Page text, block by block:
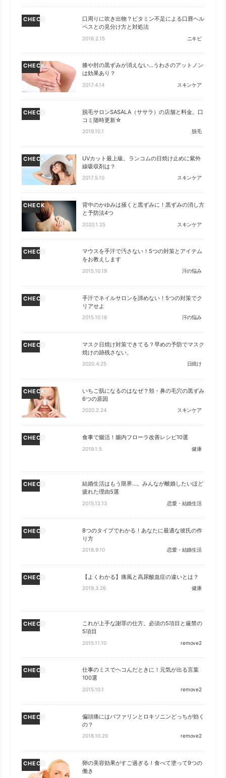
CHECK
口周りに吹き出物？ビタミン不足による口唇ヘル
ペスとの見分け方と対処法
2016.2.15 ニキビ
CHECK
膝や肘の黒ずみが消えない…うわさのアットノン
は効果あり？
2017.4.14 スキンケア
CHECK
脱毛サロンSASALA（ササラ）の店舗と料金。口
コミ随時更新☆
2019.10.1 脱毛
CHECK
UVカット最上級。ランコムの日焼け止めに紫外
線吸収剤は？
2017.5.10 スキンケア
CHECK
背中のかゆみは掻くと黒ずみに！黒ずみの消し方
と予防法4つ
2020.1.25 スキンケア
CHECK
マウスを手汗で汚さない！5つの対策とアイテム
をお教えします
2015.10.19 汗の悩み
CHECK
手汗でネイルサロンを諦めない！5つの対策でク
リアせよ
2015.10.18 汗の悩み
CHECK
マスク日焼け対策できてる？早めの予防でマスク
焼けの跡残さない。
2020.4.25 日焼け
CHECK
いちご肌になるのはなぜ？頬・鼻の毛穴の黒ずみ
6つの原因
2020.2.24 スキンケア
CHECK 食事で腸活！腸内フローラ改善レシピ10選
2019.1.5 健康
CHECK
結婚生活はもう限界…。みんなが離婚したいほど
疲れた理由5選
2015.12.13 恋愛・結婚生活
CHECK
8つのタイプでわかる！あなたに最適な彼氏の作
り方
2018.9.10 恋愛・結婚生活
CHECK 【よくわかる】痛風と高尿酸血症の違いとは？
2019.3.26 健康
CHECK
これが上手な謝罪の仕方。必須の5項目と厳禁の
5項目
2015.11.10 remove2
CHECK
仕事のミスでヘコんだときに！元気が出る言葉
100選
2015.10.1 remove2
CHECK
偏頭痛にはバファリンとロキソニンどっちが効く
の？
2018.10.20 remove2
CHECK
卵の美容効果がすご過ぎる！食べて塗って9つの
働き